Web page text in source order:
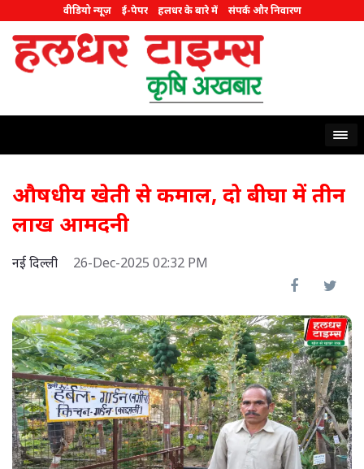
वीडियो न्यूज़ ई-पेपर हलधर के बारे में संपर्क और निवारण
औषधीय खेती से कमाल, दो बीघा में तीन
लाख आमदनी
नई दिल्ली 26-Dec-2025 02:32 PM